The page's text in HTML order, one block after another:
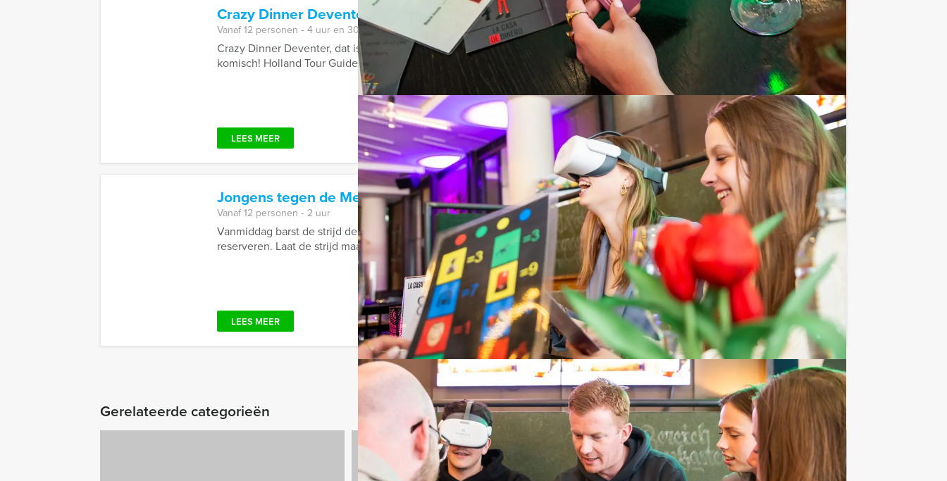
Crazy Dinner Deventer Vanaf€ 62,50p.p. excl. BTW
Vanaf 12 personen ‐ 4 uur en 30 minuten
Crazy Dinner Deventer, dat is Crazy88 spelen én lekker eten, met Holland Tour Guides. Doorgedraaid, spannend, lekker en
komisch! Holland Tour Guides komt nu met het meest ...
LEES MEER Favoriet
Jongens tegen de Meisjes Assen Vanaf € 27,50 p.p. excl. BTW
Vanaf 12 personen ‐ 2 uur
Vanmiddag barst de strijd der seksen los! Vanaf nu kunt u bij Holland Tour Guides het Jongens tegen de Meisjes spel
reserveren. Laat de strijd maar losbarsten!
LEES MEER Favoriet
Gerelateerde categorieën